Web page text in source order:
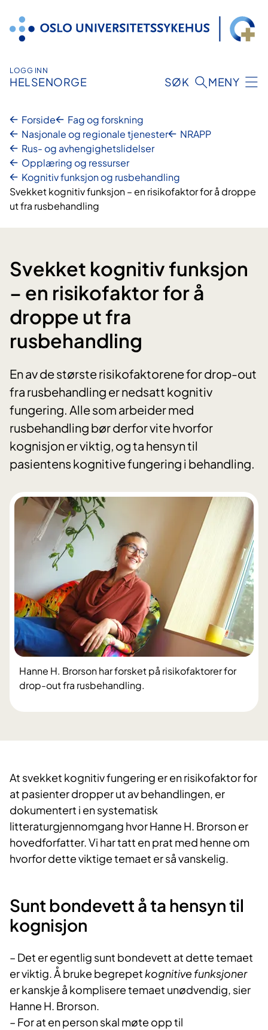
innhold
LOGG INN
HELSENORGE SØK MENY
Forside
Fag og forskning
Nasjonale og regionale tjenester
NRAPP
Rus- og avhengighetslidelser
Opplæring og ressurser
Kognitiv funksjon og rusbehandling
Svekket kognitiv funksjon – en risikofaktor for å droppe
ut fra rusbehandling
Svekket kognitiv funksjon
– en risikofaktor for å
droppe ut fra
rusbehandling
En av de største risikofaktorene for drop-out
fra rusbehandling er nedsatt kognitiv
fungering. Alle som arbeider med
rusbehandling bør derfor vite hvorfor
kognisjon er viktig, og ta hensyn til
pasientens kognitive fungering i behandling.
Hanne H. Brorson har forsket på risikofaktorer for
drop-out fra rusbehandling.
​At svekket kognitiv fungering er en risikofaktor for
at pasienter dropper ut av behandlingen, er
dokumentert i en systematisk
litteraturgjennomgang hvor Hanne H. Brorson er
hovedforfatter. Vi har tatt en prat med henne om
hvorfor dette viktige temaet er så vanskelig.
Sunt bondevett å ta hensyn til
kognisjon
– Det er egentlig sunt bondevett at dette temaet
er viktig. Å bruke begrepet kognitive funksjoner
er kanskje å komplisere temaet unødvendig, sier
Hanne H. Brorson.
– For at en person skal møte opp til